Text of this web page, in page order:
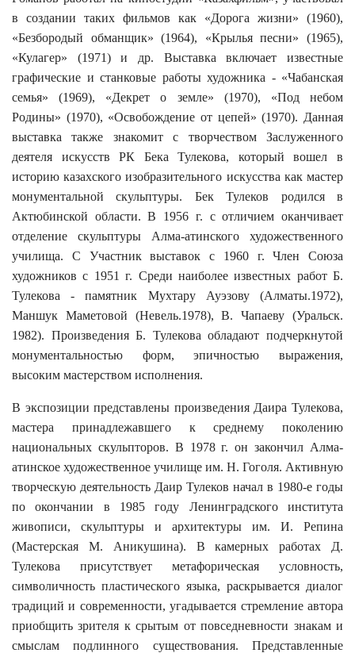
в создании таких фильмов как «Дорога жизни» (1960),
«Безбородый обманщик» (1964), «Крылья песни» (1965),
«Кулагер» (1971) и др. Выставка включает известные
графические и станковые работы художника - «Чабанская
семья» (1969), «Декрет о земле» (1970), «Под небом
Родины» (1970), «Освобождение от цепей» (1970). Данная
выставка также знакомит с творчеством Заслуженного
деятеля искусств РК Бека Тулекова, который вошел в
историю казахского изобразительного искусства как мастер
монументальной скульптуры. Бек Тулеков родился в
Актюбинской области. В 1956 г. с отличием оканчивает
отделение скульптуры Алма-атинского художественного
училища. С Участник выставок с 1960 г. Член Союза
художников с 1951 г. Среди наиболее известных работ Б.
Тулекова - памятник Мухтару Ауэзову (Алматы.1972),
Маншук Маметовой (Невель.1978), В. Чапаеву (Уральск.
1982). Произведения Б. Тулекова обладают подчеркнутой
монументальностью форм, эпичностью выражения,
высоким мастерством исполнения.
В экспозиции представлены произведения Даира Тулекова,
мастера принадлежавшего к среднему поколению
национальных скульпторов. В 1978 г. он закончил Алма-
атинское художественное училище им. Н. Гоголя. Активную
творческую деятельность Даир Тулеков начал в 1980-е годы
по окончании в 1985 году Ленинградского института
живописи, скульптуры и архитектуры им. И. Репина
(Мастерская М. Аникушина). В камерных работах Д.
Тулекова присутствует метафорическая условность,
символичность пластического языка, раскрывается диалог
традиций и современности, угадывается стремление автора
приобщить зрителя к срытым от повседневности знакам и
смыслам подлинного существования. Представленные